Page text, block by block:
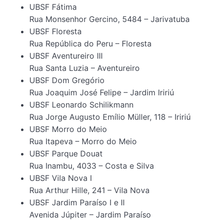
UBSF Fátima
Rua Monsenhor Gercino, 5484 – Jarivatuba
UBSF Floresta
Rua República do Peru – Floresta
UBSF Aventureiro III
Rua Santa Luzia – Aventureiro
UBSF Dom Gregório
Rua Joaquim José Felipe – Jardim Iririú
UBSF Leonardo Schilikmann
Rua Jorge Augusto Emílio Müller, 118 – Iririú
UBSF Morro do Meio
Rua Itapeva – Morro do Meio
UBSF Parque Douat
Rua Inambu, 4033 – Costa e Silva
UBSF Vila Nova I
Rua Arthur Hille, 241 – Vila Nova
UBSF Jardim Paraíso I e II
Avenida Júpiter – Jardim Paraíso